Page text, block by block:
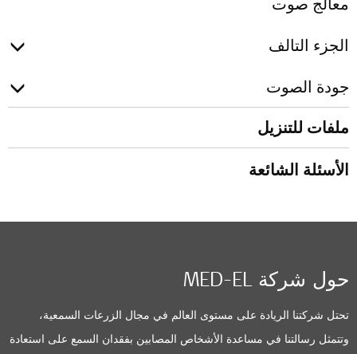
الجزء التالف
جودة الصوت
ملفات للتنزيل
الأسئلة الشائعة
حول شركة MED-EL
تحتل شركتنا الريادة على مستوى العالم في مجال الزرعات السمعية،
وتتمثل رسالتنا في مساعدة الأشخاص المصابين بفقدان السمع على استعادة